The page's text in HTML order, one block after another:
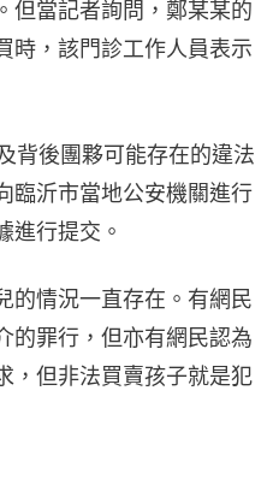
但當記者詢問，鄭某某的
時，該門診工作人員表示
背後團夥可能存在的違法
臨沂市當地公安機關進行
進行提交。
的情況一直存在。有網民
的罪行，但亦有網民認為
，但非法買賣孩子就是犯